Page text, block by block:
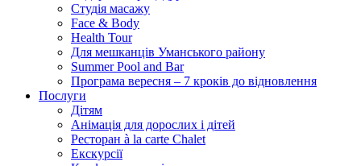
Студія масажу
Face & Body
Health Tour
Для мешканців Уманського району
Summer Pool and Bar
Програма вересня – 7 кроків до відновлення
Послуги
Дітям
Анімація для дорослих і дітей
Ресторан à la carte Chalet
Екскурсії